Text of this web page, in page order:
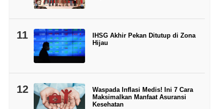
11
IHSG Akhir Pekan Ditutup di Zona
Hijau
12
Waspada Inflasi Medis! Ini 7 Cara
Maksimalkan Manfaat Asuransi
Kesehatan